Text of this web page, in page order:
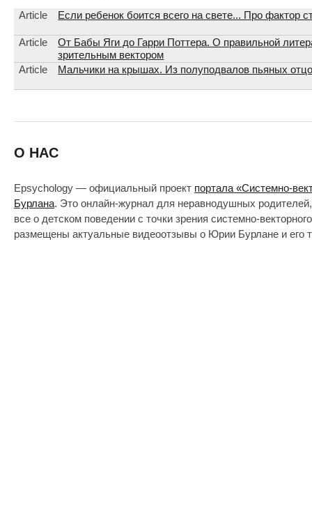
Article
Если ребенок боится всего на свете... Про фактор
Article
От Бабы Яги до Гарри Поттера. О правильной
зрительным вектором
Article
Мальчики на крышах. Из полуподвалов пьяных
О НАС
Epsychology — официальный проект портала «Системно-
Бурлана. Это онлайн-журнал для неравнодушных
все о детском поведении с точки зрения системно-
размещены актуальные видеоотзывы о Юрии Бурлане и его